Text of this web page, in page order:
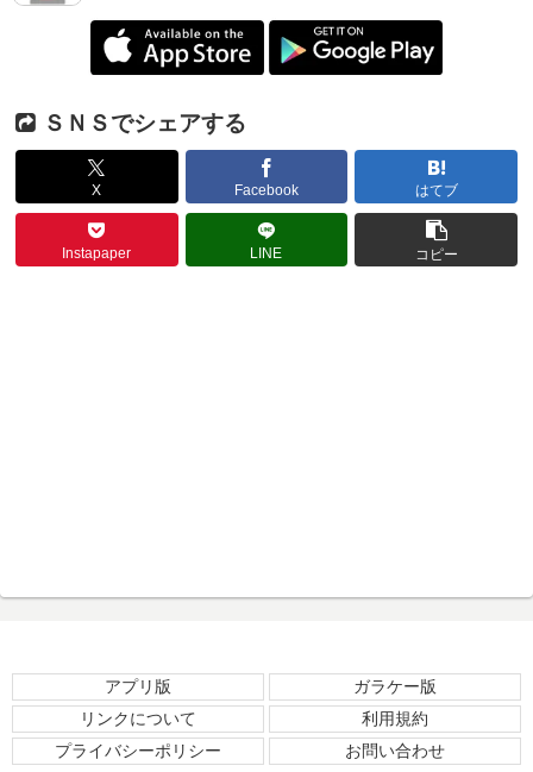
ＳＮＳでシェアする
X Facebook はてブ
Instapaper LINE コピー
アプリ版
ガラケー版
リンクについて
利用規約
プライバシーポリシー
お問い合わせ